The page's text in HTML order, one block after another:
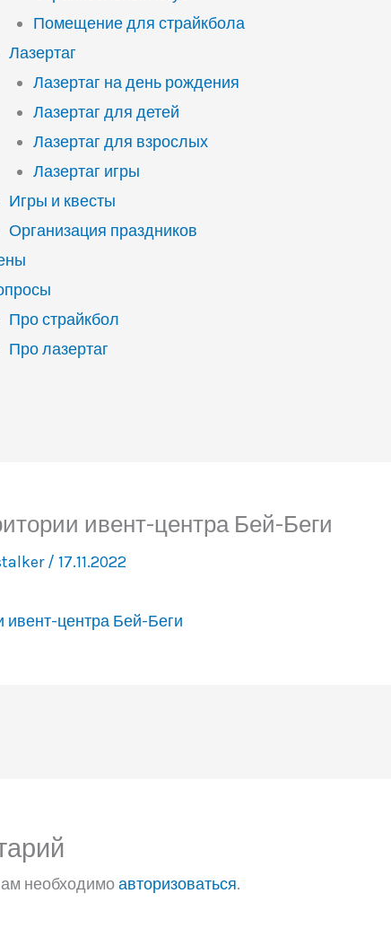
Помещение для страйкбола
Лазертаг
Лазертаг на день рождения
Лазертаг для детей
Лазертаг для взрослых
Лазертаг игры
Игры и квесты
Организация праздников
Про страйкбол
Про лазертаг
ивент-центра Бей-Беги
/ 17.11.2022
необходимоавторизоваться.